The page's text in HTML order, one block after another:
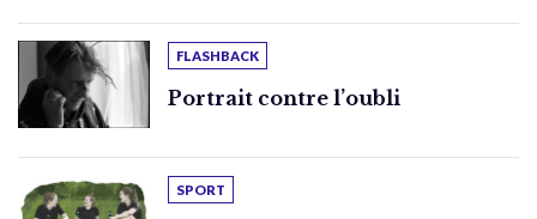
FLASHBACK
Portrait contre l’oubli
SPORT